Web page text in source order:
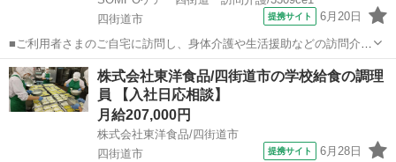
四街道市
提携サイト 6月20日
■ご利用者さまのご自宅に訪問し、身体介護や生活援助などの訪問介護
サービスを提供します。 『住み慣れた自宅で暮らし続けたい』という
ご利用者さまの想いを支える、やりがいのある仕事です。 ～主なお仕
事～ ・介護計画の作成 ・ご家...
千葉 四街道市 ホームヘルパー
株式会社東洋食品/四街道市の学校給食の調理
員 【入社日応相談】
月給207,000円
株式会社東洋食品/四街道市
四街道市
提携サイト 6月28日